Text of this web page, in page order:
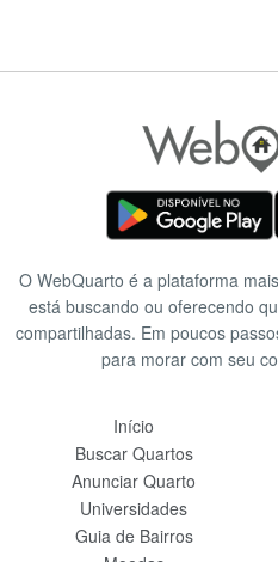
O WebQuarto é a plataforma
está buscando ou oferecendo
compartilhadas. Em poucos
para morar com seu
Início
Buscar Quartos
Anunciar Quarto
Universidades
Guia de Bairros